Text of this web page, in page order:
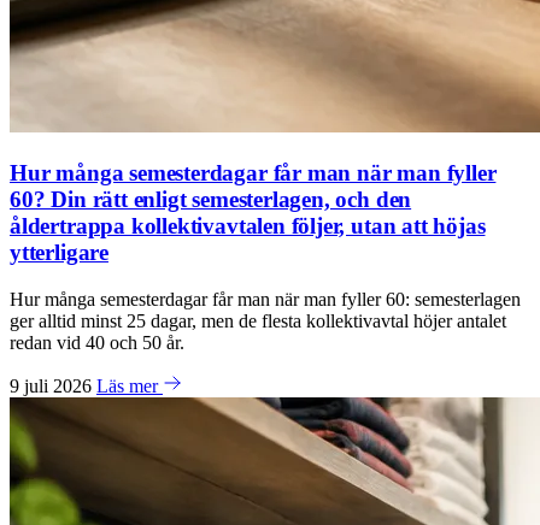
Hur många semesterdagar får man när man fyller
60? Din rätt enligt semesterlagen, och den
åldertrappa kollektivavtalen följer, utan att höjas
ytterligare
Hur många semesterdagar får man när man fyller 60: semesterlagen
ger alltid minst 25 dagar, men de flesta kollektivavtal höjer antalet
redan vid 40 och 50 år.
9 juli 2026 Läs mer